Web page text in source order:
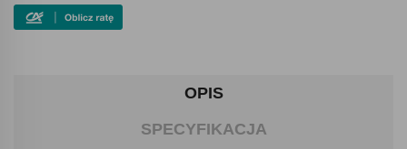
OPIS
SPECYFIKACJA